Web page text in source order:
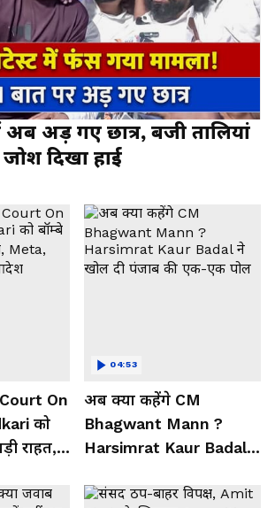
में अब अड़ गए छात्र, बजी तालियां
दिखा हाई
On
को
राहत,
अब क्या कहेंगे CM
Bhagwant Mann ?
Harsimrat Kaur Badal ने
पोल
04:53